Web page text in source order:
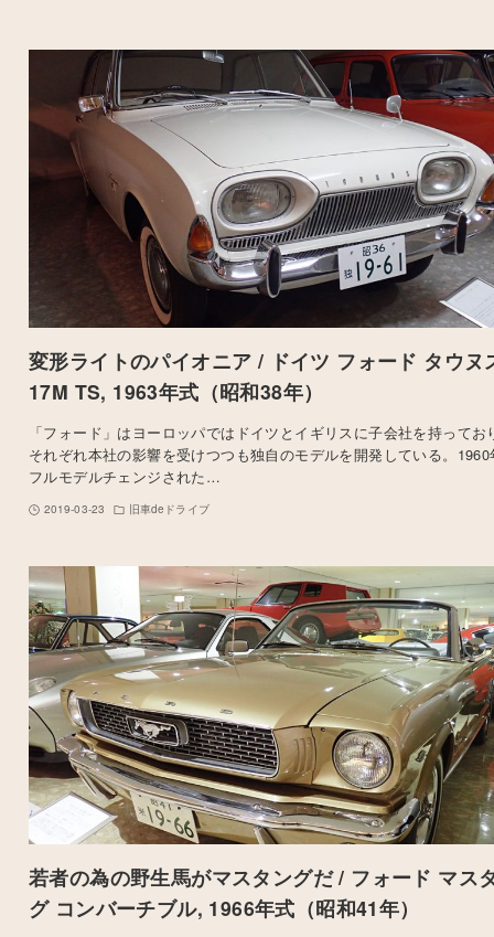
変形ライトのパイオニア / ドイツ フォード タウヌ
17M TS, 1963年式（昭和38年）
「フォード」はヨーロッパではドイツとイギリスに子会社を持ってお
それぞれ本社の影響を受けつつも独自のモデルを開発している。1960
フルモデルチェンジされた…
2019-03-23 旧車deドライブ
若者の為の野生馬がマスタングだ / フォード マス
グ コンバーチブル, 1966年式（昭和41年）